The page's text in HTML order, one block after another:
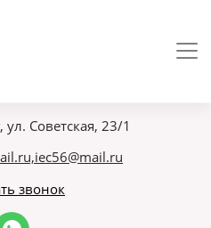
ул. Советская, 23/1
звонок